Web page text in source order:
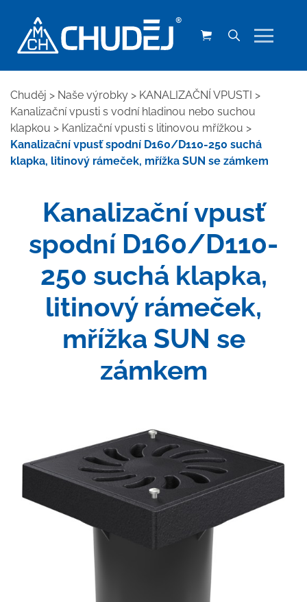
Chuděj > Naše výrobky > KANALIZAČNÍ VPUSTI >
Kanalizační vpusti s vodní hladinou nebo suchou
klapkou > Kanlizační vpusti s litinovou mřížkou >
Kanalizační vpusť spodní D160/D110-250 suchá
klapka, litinový rámeček, mřížka SUN se zámkem
Kanalizační vpusť
spodní D160/D110-
250 suchá klapka,
litinový rámeček,
mřížka SUN se
zámkem